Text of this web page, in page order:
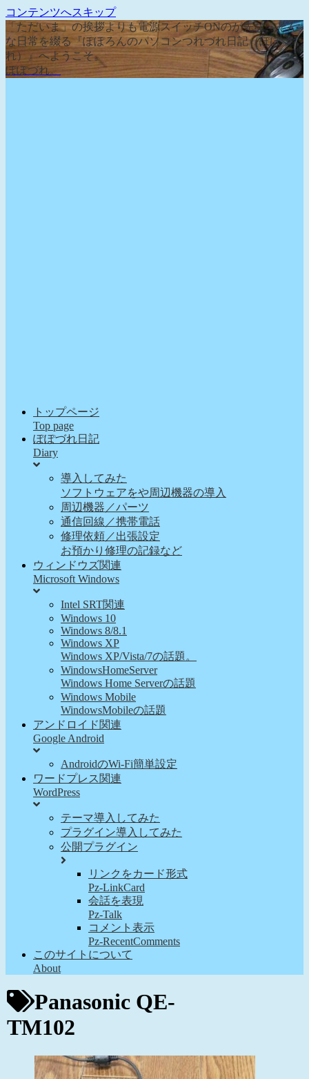
コンテンツへスキップ
「ただいま」の挨拶よりも電源スイッチONのが先な、そん
な日常を綴る『ぽぽろんのパソコンつれづれ日記（ぽぽづ
れ）』へようこそ。
ぽぽづれ。
トップページ
Top page
ぽぽづれ日記
Diary
導入してみた
ソフトウェアをや周辺機器の導入
周辺機器／パーツ
通信回線／携帯電話
修理依頼／出張設定
お預かり修理の記録など
ウィンドウズ関連
Microsoft Windows
Intel SRT関連
Windows 10
Windows 8/8.1
Windows XP
Windows XP/Vista/7の話題。
WindowsHomeServer
Windows Home Serverの話題
Windows Mobile
WindowsMobileの話題
アンドロイド関連
Google Android
AndroidのWi-Fi簡単設定
ワードプレス関連
WordPress
テーマ導入してみた
プラグイン導入してみた
公開プラグイン
リンクをカード形式
Pz-LinkCard
会話を表現
Pz-Talk
コメント表示
Pz-RecentComments
このサイトについて
About
Panasonic QE-
TM102